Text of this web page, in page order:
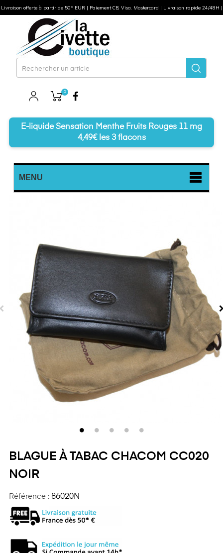
0
E-liquide Sensation Menthe Fruits Rouges 11 mg
4,49€ les 3 flacons
MENU
BLAGUE À TABAC CHACOM CC020
NOIR
Référence : 86020N
Livraison offerte à partir de 50* EUR | Paiement CB, Visa, Mastercard | Livraison rapide 24/48H |